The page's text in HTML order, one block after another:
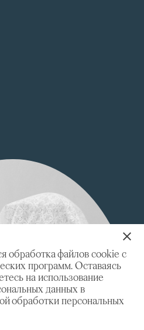
обработка файлов cookie с
программ. Оставаясь
на использование
данных в
обработки персональных